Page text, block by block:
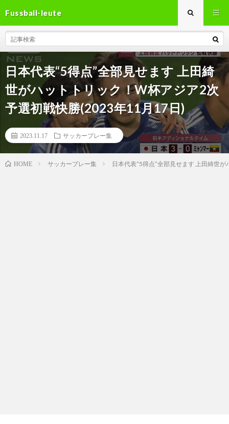
Fussball-leute
日本代表“5得点”全部見せます 上田綺
世がハットトリック！W杯アジア2次
予選初戦快勝(2023年11月17日)
2023.11.17 サッカープレー集
HOME サッカープレー集 日本代表“5得点”全部見せます 上田綺世